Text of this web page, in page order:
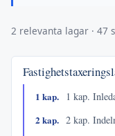
2 relevanta lagar · 47
1 kap.
1 kap.
2 kap. 2 kap.